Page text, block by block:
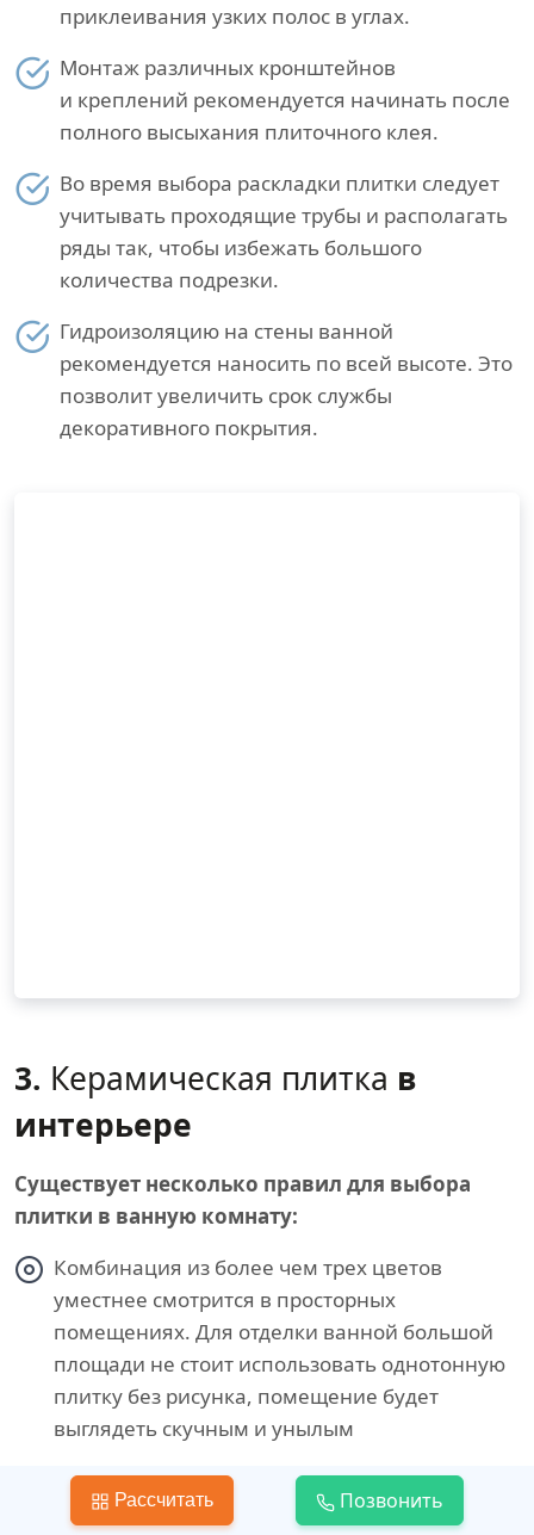
приклеивания узких полос в углах.
Монтаж различных кронштейнов
и креплений рекомендуется начинать после
полного высыхания плиточного клея.
Во время выбора раскладки плитки следует
учитывать проходящие трубы и располагать
ряды так, чтобы избежать большого
количества подрезки.
Гидроизоляцию на стены ванной
рекомендуется наносить по всей высоте. Это
позволит увеличить срок службы
декоративного покрытия.
3. Керамическая плитка в
интерьере
Существует несколько правил для выбора
плитки в ванную комнату:
Комбинация из более чем трех цветов
уместнее смотрится в просторных
помещениях. Для отделки ванной большой
площади не стоит использовать однотонную
плитку без рисунка, помещение будет
выглядеть скучным и унылым
Чем компактнее помещение, тем меньше
в нем должно быть ярких кричащих цветов.
Рассчитать Позвонить